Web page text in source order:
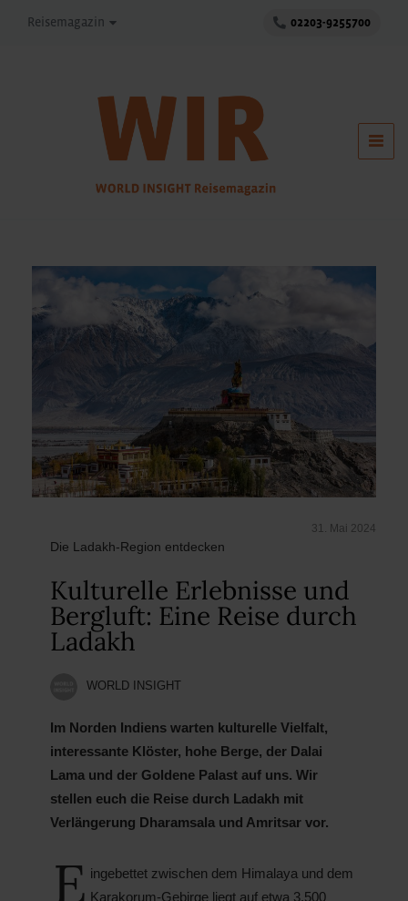
Reisemagazin 02203-9255700
Die Ladakh-Region entdecken
31. Mai 2024
Kulturelle Erlebnisse und
Bergluft: Eine Reise durch
Ladakh
WORLD INSIGHT
Im Norden Indiens warten kulturelle Vielfalt,
interessante Klöster, hohe Berge, der Dalai
Lama und der Goldene Palast auf uns. Wir
stellen euch die Reise durch Ladakh mit
Verlängerung Dharamsala und Amritsar vor.
E ingebettet zwischen dem Himalaya und dem
Karakorum-Gebirge liegt auf etwa 3.500